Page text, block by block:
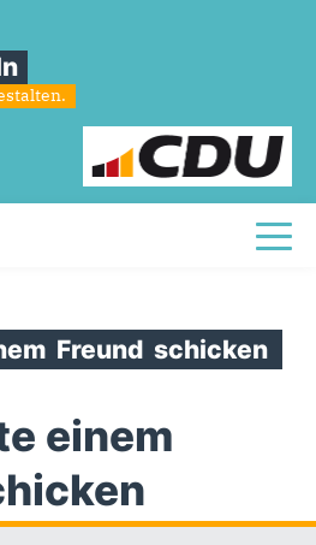
Freund schicken
einem